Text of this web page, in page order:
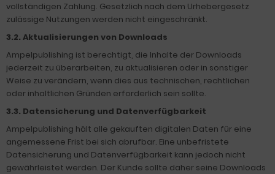
vollständigen Zahlung. Gesetzlich nach dem Urhebergesetz
zulässige Nutzungen werden nicht eingeschränkt.
3.2. Aktualisierungen von Downloads
Ampelpublishing ist berechtigt, die Inhalte der Downloads
jederzeit zu überarbeiten, zu aktualisieren oder in sonstiger
Weise zu verändern, wenn dies aus technischen, rechtlichen
oder inhaltlichen Gründen erforderlich sein sollte.
3.3. Datensicherung und Datenverfügbarkeit
Ampelpublishing hält alle gekauften digitalen Daten für eine
angemessene Frist bei sich abrufbar. Eine unbefristete
Datensicherung und Datenverfügbarkeit kann jedoch nicht
gewährleistet werden. Der Kunde sollte daher seine Downloads